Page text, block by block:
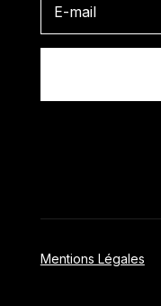
Mentions Légales